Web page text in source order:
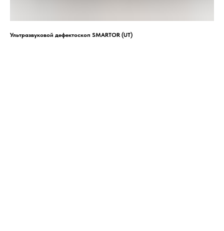
Ультразвуковой дефектоскоп SMARTOR (UT)